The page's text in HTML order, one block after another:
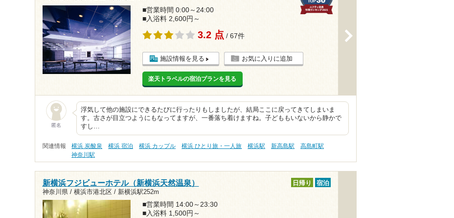
■営業時間 0:00～24:00
■入浴料 2,600円～
3.2 点 / 67件
施設情報を見る お気に入りに追加
楽天トラベルの宿泊プランを見る
匿名
浮気して他の施設にできるたびに行ったりもしましたが、結局ここに戻ってきてしまいま
す。古さが目立つようにもなってますが、一番落ち着けますね。子どももいないから静かで
すし…
関連情報 横浜 炭酸泉 横浜 宿泊 横浜 カップル 横浜 ひとり旅・一人旅 横浜駅 新高島駅
高島町駅
神奈川駅
新横浜フジビューホテル（新横浜天然温泉）
神奈川県 / 横浜市港北区 / 新横浜駅252m
日帰り 宿泊
■営業時間 14:00～23:30
■入浴料 1,500円～